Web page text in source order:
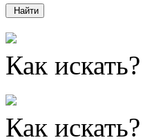
Найти
Как искать?
Как искать?